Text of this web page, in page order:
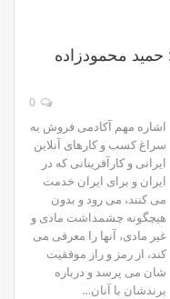
محمودزاده
اشاره مهم آکادمی فروش به
سراغ کسب و کارهای آنلاین
ایرانی و کارآفرینانی که در
ایران و برای ایران خدمت
می کنند، می رود و بدون
هیچگونه چشمداشت مادی و
غیر مادی، آنها را معرفی می
کند، از رمز و راز موفقیت
شان می پرسد و درباره
برندشان با آنان…